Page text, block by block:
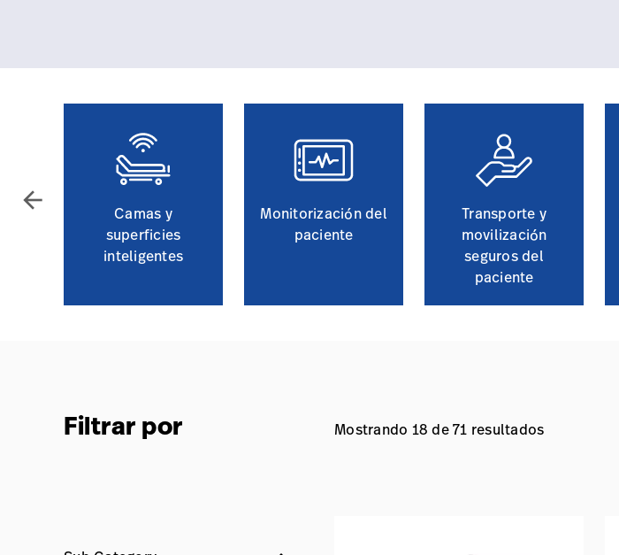
arrow_back
Camas y
superficies
inteligentes
Monitorización del
paciente
Transporte y
movilización
seguros del
paciente
Filtrar por Mostrando 18 de 71 resultados